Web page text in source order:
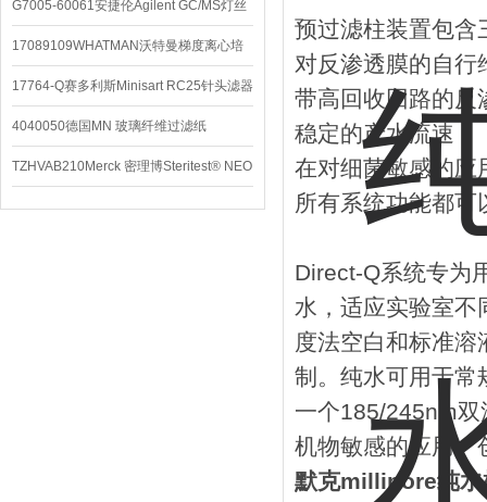
G7005-60061安捷伦Agilent GC/MS灯丝
配件
17089109WHATMAN沃特曼梯度离心培
养基
17764-Q赛多利斯Minisart RC25针头滤器
4040050德国MN 玻璃纤维过滤纸
TZHVAB210Merck 密理博Steritest® NEO
设备
预过滤柱装置包含
对反渗透膜的自行
带高回收回路的反
稳定的产水流速
在对细菌敏感的应
所有系统功能都
Direct-Q系统专为
水，适应实验室不
度法空白和标准
制。纯水可用于常
一个185/245nm
机物敏感的应用。
默克millipore纯